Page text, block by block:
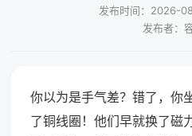
发布时间：2026-
发布者：
你以为是手气差？错了，你
了铜线圈！他们早就换了磁